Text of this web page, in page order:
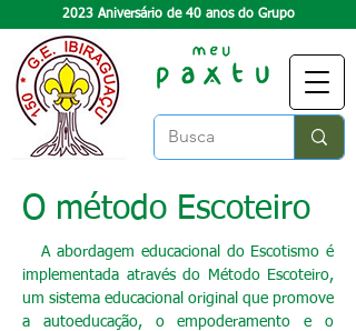
2023 Aniversário de 40 anos do Grupo
O método Escoteiro
A abordagem educacional do Escotismo é
implementada através do Método Escoteiro,
um sistema educacional original que promove
a autoeducação, o empoderamento e o